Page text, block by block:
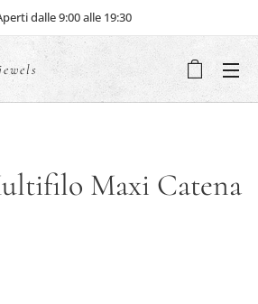
dalle 9:00 alle 19:30
Maxi Catena